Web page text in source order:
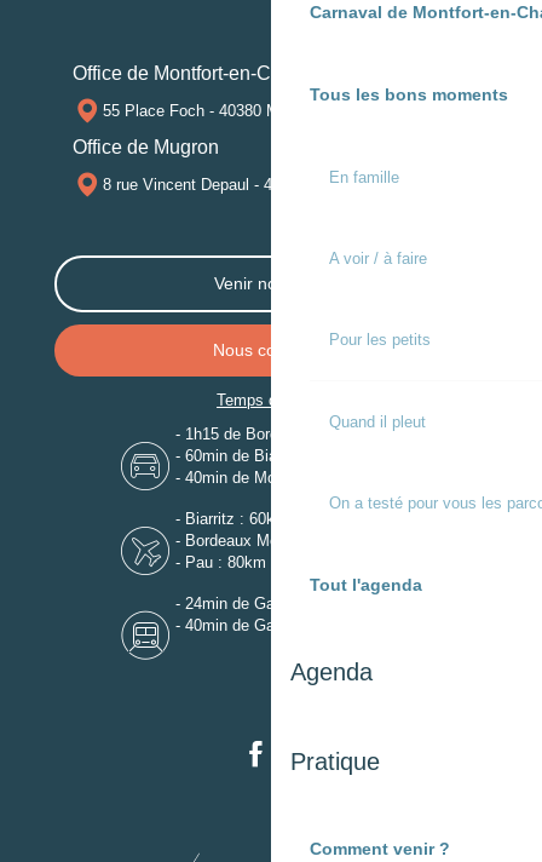
Carnaval de Montfort-en-
Tous les bons moments
En famille
A voir / à faire
Pour les petits
Quand il pleut
On a testé pour vous les
Tout l'agenda
Agenda
Pratique
Comment venir ?
Office de Montfort-en-Chalosse
55 Place Foch - 40380 MONTFORT-EN-CHALOSSE
Office de Mugron
8 rue Vincent Depaul - 40250 MUGRON
Venir nous voir
Nous contacter
Temps de trajet
- 1h15 de Bordeaux
- 60min de Biarritz
- 40min de Mont-de-Marsan
- Biarritz : 60km
- Bordeaux Mérignac : 110km
- Pau : 80km
- 24min de Gare de Dax
- 40min de Gare de Mont-de-Marsan